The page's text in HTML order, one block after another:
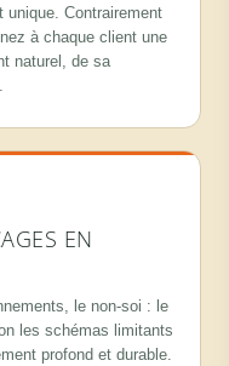
unique. Contrairement
à chaque client une
naturel, de sa
EN
le non-soi : le
les schémas limitants
profond et durable.